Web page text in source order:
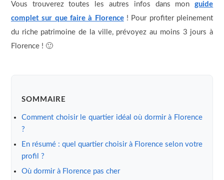
Vous trouverez toutes les autres infos dans monguide
complet sur que faire à Florence! Pour profiter pleinement
du riche patrimoine de la ville, prévoyez au moins 3 jours à
Florence ! 🙂
SOMMAIRE
Comment choisir le quartier idéal où dormir à Florence
?
En résumé : quel quartier choisir à Florence selon votre
profil ?
Où dormir à Florence pas cher